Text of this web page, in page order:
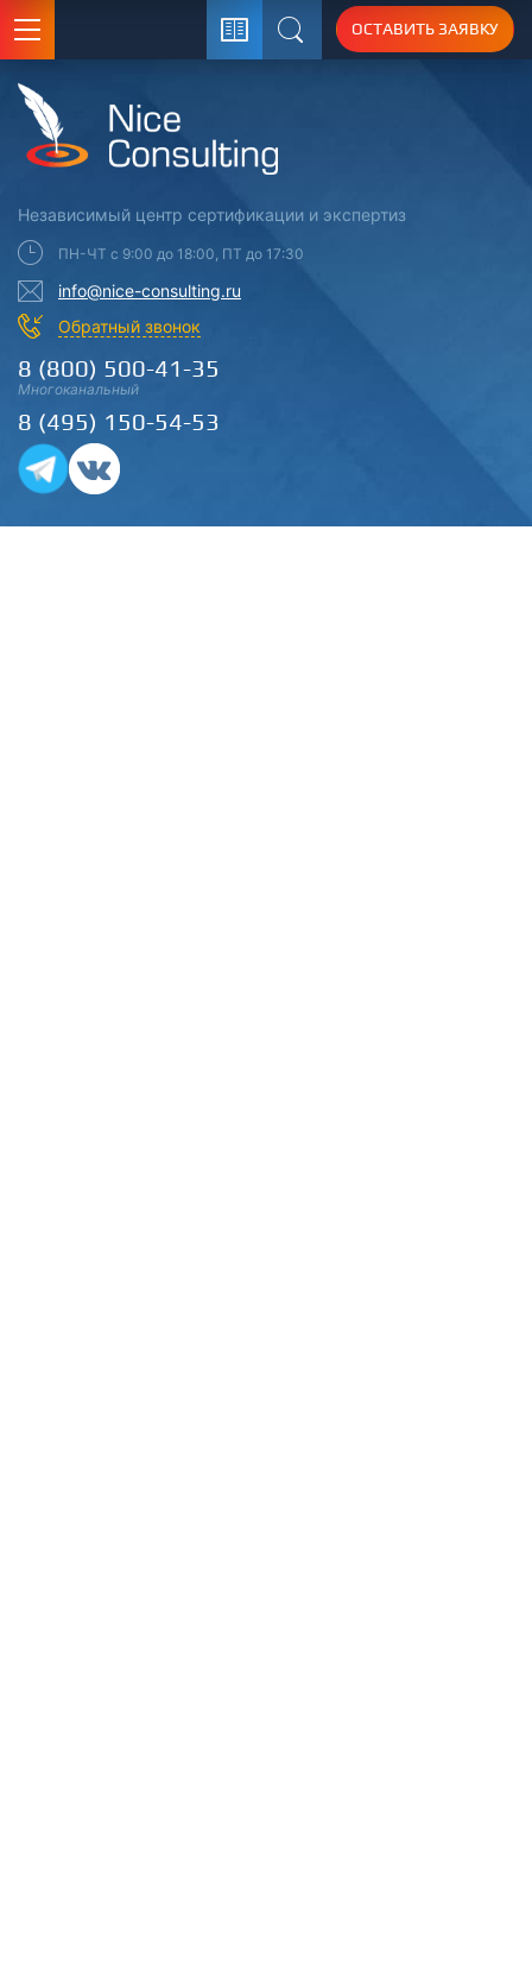
Поиск
ОСТАВИТЬ ЗАЯВКУ
Независимый центр сертификации и экспертиз
ПН-ЧТ с 9:00 до 18:00, ПТ до 17:30
info@nice-consulting.ru
Обратный звонок
8 (800) 500-41-35
Многоканальный
8 (495) 150-54-53